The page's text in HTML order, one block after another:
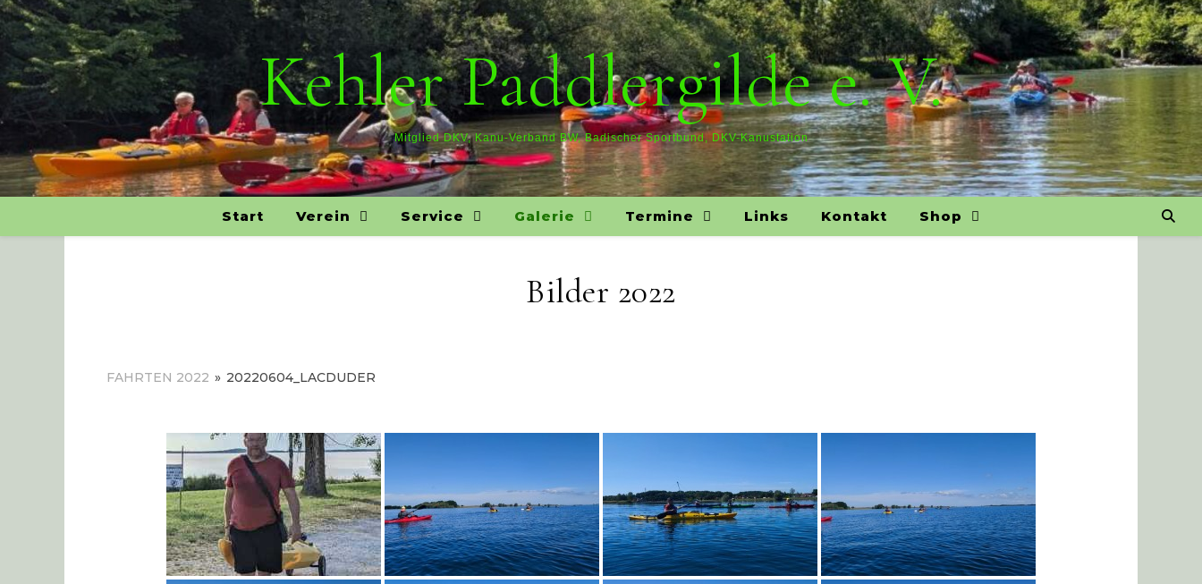
Kehler Paddlergilde e. V.
Mitglied DKV, Kanu-Verband BW, Badischer Sportbund, DKV-Kanustation
Start Verein Service Galerie Termine Links Kontakt Shop
Bilder 2022
FAHRTEN 2022 » 20220604_LACDUDER